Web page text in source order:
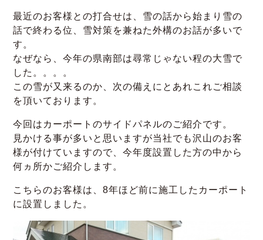
最近のお客様との打合せは、雪の話から始まり雪の
話で終わる位、雪対策を兼ねた外構のお話が多いで
す。
なぜなら、今年の県南部は尋常じゃない程の大雪で
した。。。。
この雪が又来るのか、次の備えにとあれこれご相談
を頂いております。
今回はカーポートのサイドパネルのご紹介です。
見かける事が多いと思いますが当社でも沢山のお客
様が付けていますので、今年度設置した方の中から
何ヵ所かご紹介します。
こちらのお客様は、8年ほど前に施工したカーポート
に設置しました。